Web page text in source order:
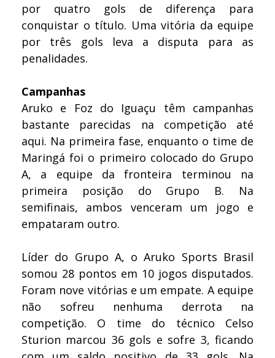
por quatro gols de diferença para
conquistar o título. Uma vitória da equipe
por três gols leva a disputa para as
penalidades.
Campanhas
Aruko e Foz do Iguaçu têm campanhas
bastante parecidas na competição até
aqui. Na primeira fase, enquanto o time de
Maringá foi o primeiro colocado do Grupo
A, a equipe da fronteira terminou na
primeira posição do Grupo B. Na
semifinais, ambos venceram um jogo e
empataram outro.
Líder do Grupo A, o Aruko Sports Brasil
somou 28 pontos em 10 jogos disputados.
Foram nove vitórias e um empate. A equipe
não sofreu nenhuma derrota na
competição. O time do técnico Celso
Sturion marcou 36 gols e sofre 3, ficando